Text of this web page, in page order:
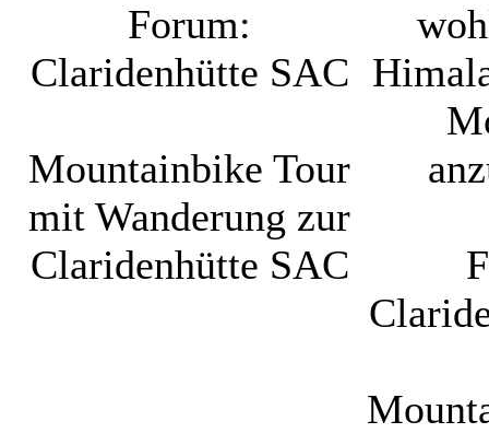
Forum:
Claridenhütte SAC
Mountainbike Tour
mit Wanderung zur
Claridenhütte SAC